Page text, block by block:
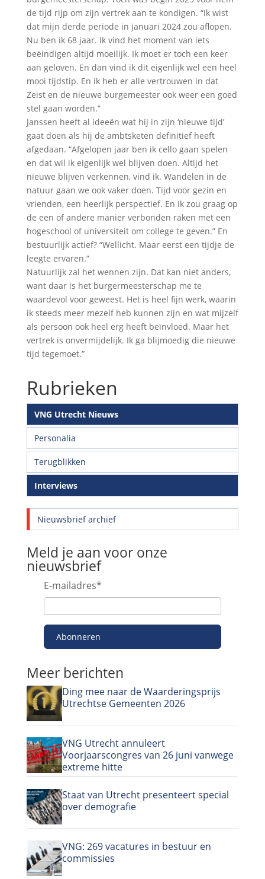
de tijd rijp om zijn vertrek aan te kondigen. “Ik wist
dat mijn derde periode in januari 2024 zou aflopen.
Nu ben ik 68 jaar. Ik vind het moment van iets
beëindigen altijd moeilijk. Ik moet er toch een keer
aan geloven. En dan vind ik dit eigenlijk wel een heel
mooi tijdstip. En ik heb er alle vertrouwen in dat
Zeist en de nieuwe burgemeester ook weer een goed
stel gaan worden.”
Janssen heeft al ideeën wat hij in zijn ‘nieuwe tijd’
gaat doen als hij de ambtsketen definitief heeft
afgedaan. “Afgelopen jaar ben ik cello gaan spelen
en dat wil ik eigenlijk wel blijven doen. Altijd het
nieuwe blijven verkennen, vind ik. Wandelen in de
natuur gaan we ook vaker doen. Tijd voor gezin en
vrienden, een heerlijk perspectief. En Ik zou graag op
de een of andere manier verbonden raken met een
hogeschool of universiteit om college te geven.” En
bestuurlijk actief? “Wellicht. Maar eerst een tijdje de
leegte ervaren.”
Natuurlijk zal het wennen zijn. Dat kan niet anders,
want daar is het burgermeesterschap me te
waardevol voor geweest. Het is heel fijn werk, waarin
ik steeds meer mezelf heb kunnen zijn en wat mijzelf
als persoon ook heel erg heeft beïnvloed. Maar het
vertrek is onvermijdelijk. Ik ga blijmoedig die nieuwe
tijd tegemoet.”
Rubrieken
VNG Utrecht Nieuws
Personalia
Terugblikken
Interviews
Nieuwsbrief archief
Meld je aan voor onze
nieuwsbrief
E-mailadres*
Abonneren
Meer berichten
Ding mee naar de Waarderingsprijs
Utrechtse Gemeenten 2026
VNG Utrecht annuleert
Voorjaarscongres van 26 juni vanwege
extreme hitte
Staat van Utrecht presenteert special
over demografie
VNG: 269 vacatures in bestuur en
commissies